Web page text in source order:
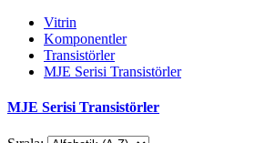
Vitrin
Komponentler
Transistörler
MJE Serisi Transistörler
MJE Serisi Transistörler